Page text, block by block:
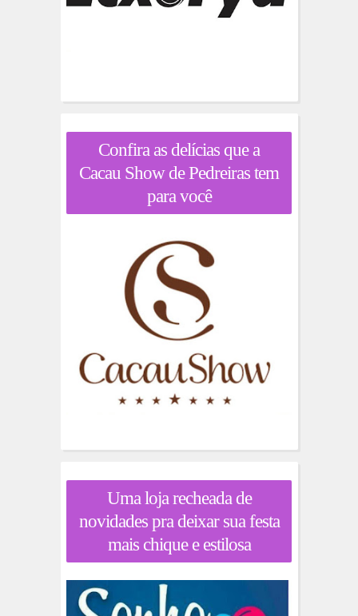
Confira as delícias que a
Cacau Show de Pedreiras tem
para você
Uma loja recheada de
novidades pra deixar sua festa
mais chique e estilosa